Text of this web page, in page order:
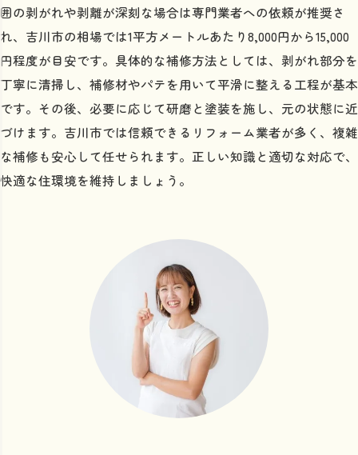
囲の剥がれや剥離が深刻な場合は専門業者への依頼が推奨さ
れ、吉川市の相場では1平方メートルあたり8,000円から15,000
円程度が目安です。具体的な補修方法としては、剥がれ部分を
丁寧に清掃し、補修材やパテを用いて平滑に整える工程が基本
です。その後、必要に応じて研磨と塗装を施し、元の状態に近
づけます。吉川市では信頼できるリフォーム業者が多く、複雑
な補修も安心して任せられます。正しい知識と適切な対応で、
快適な住環境を維持しましょう。